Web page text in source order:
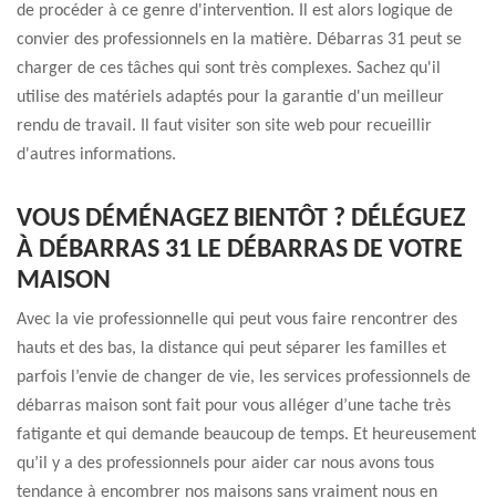
de procéder à ce genre d'intervention. Il est alors logique de
convier des professionnels en la matière. Débarras 31 peut se
charger de ces tâches qui sont très complexes. Sachez qu'il
utilise des matériels adaptés pour la garantie d'un meilleur
rendu de travail. Il faut visiter son site web pour recueillir
d'autres informations.
VOUS DÉMÉNAGEZ BIENTÔT ? DÉLÉGUEZ
À DÉBARRAS 31 LE DÉBARRAS DE VOTRE
MAISON
Avec la vie professionnelle qui peut vous faire rencontrer des
hauts et des bas, la distance qui peut séparer les familles et
parfois l’envie de changer de vie, les services professionnels de
débarras maison sont fait pour vous alléger d’une tache très
fatigante et qui demande beaucoup de temps. Et heureusement
qu’il y a des professionnels pour aider car nous avons tous
tendance à encombrer nos maisons sans vraiment nous en